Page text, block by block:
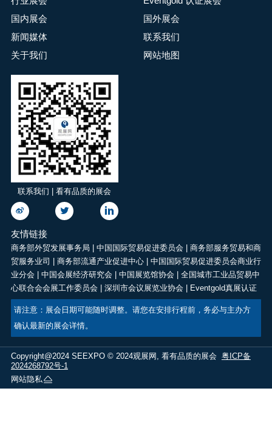
国内展会
国外展会
新闻媒体
联系我们
关于我们
网站地图
联系我们 | 看有品质的展会
友情链接
商务部外贸发展事务局 中国国际贸易促进委员会
商务部服务贸易和商
贸服务业司
商务部流通产业促进中心
中国国际贸易促进委员会商业行
业分会
中国会展经济研究会 中国展览馆协会
全国城市工业品贸易中
心联合会会展工作委员会
深圳市会议展览业协会 Eventgold真展认证
请注意：展会日期可能随时调整。请您在安排行程前，务必与主办方
确认最新的展会详情。
Copyright@2024 SEEXPO © 2024观展网, 看有品质的展会 粤ICP备
2024268792号-1
网站隐私